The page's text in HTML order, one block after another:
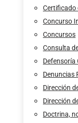
Certificado
Concurso
Concursos
Consulta
Defensoría
Denuncias
Dirección
Dirección
Doctrina,